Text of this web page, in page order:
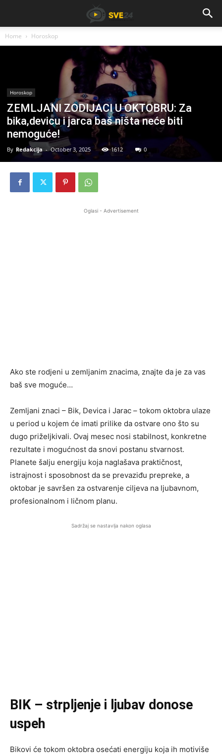
Home Horoskop
Horoskop
ZEMLJANI ZODIJACI U OKTOBRU: Za
bika,devicu i jarca baš ništa neće biti
nemoguće!
By Redakcija - October 3, 2025 1612 0
Oglasi - Advertisement
Ako ste rodjeni u zemljanim znacima, znajte da je za vas
baš sve moguće…
Zemljani znaci – Bik, Devica i Jarac – tokom oktobra ulaze
u period u kojem će imati prilike da ostvare ono što su
dugo priželjkivali. Ovaj mesec nosi stabilnost, konkretne
rezultate i mogućnost da snovi postanu stvarnost.
Planete šalju energiju koja naglašava praktičnost,
istrajnost i sposobnost da se prevaziđu prepreke, a
oktobar je savršen za ostvarenje ciljeva na ljubavnom,
profesionalnom i ličnom planu.
Sadržaj se nastavlja nakon oglasa
BIK – strpljenje i ljubav donose
uspeh
Bikovi će tokom oktobra osećati energiju koja ih motiviše